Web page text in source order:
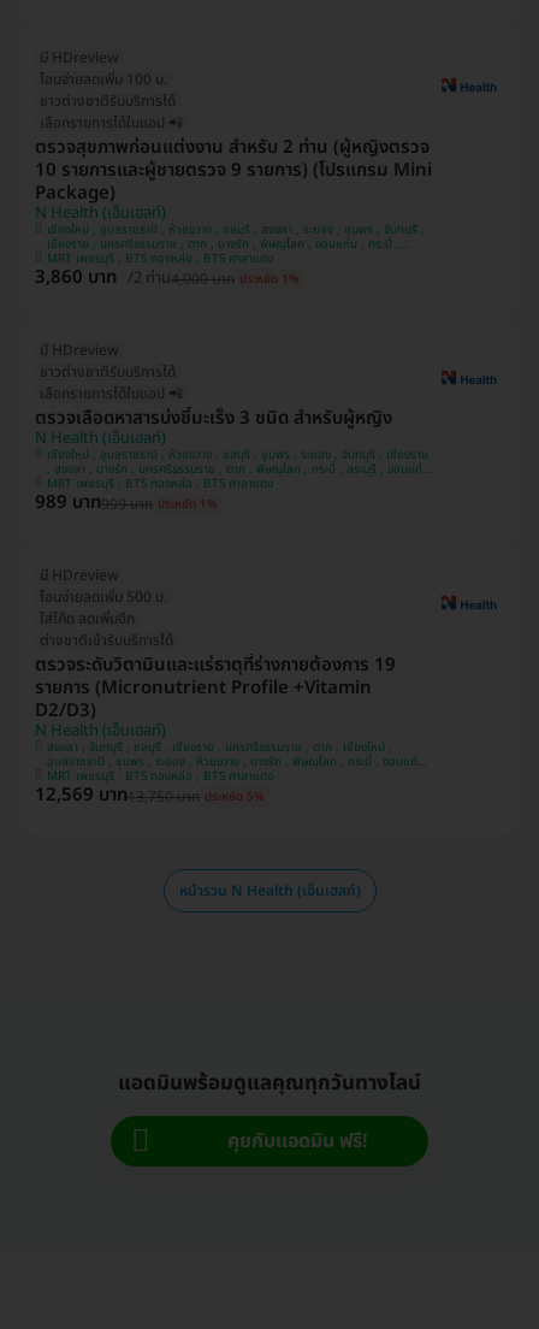
มี HDreview
โอนจ่ายลดเพิ่ม 100 บ.
ชาวต่างชาติรับบริการได้
เลือกรายการได้ในแอป 📲
ตรวจสุขภาพก่อนแต่งงาน สำหรับ 2 ท่าน (ผู้หญิงตรวจ
10 รายการและผู้ชายตรวจ 9 รายการ) (โปรแกรม Mini
Package)
N Health (เอ็นเฮลท์)
เชียงใหม่ , อุบลราชธานี , ห้วยขวาง , ชลบุรี , สงขลา , ระยอง , ชุมพร , จันทบุรี ,
เชียงราย , นครศรีธรรมราช , ตาก , บางรัก , พิษณุโลก , ขอนแก่น , กระบี่ ,
สระบุรี , ปราจีนบุรี , กาญจนบุรี , ประจวบคีรีขันธ์ , พระนครศรีอยุธยา , นครสวรรค์
, สุราษฎ์ธานี , สมุทรปราการ , สุราษฎร์ธานี , ภูเก็ต , สุพรรณบุรี , อุดรธานี ,
MRT เพชรบุรี , BTS ทองหล่อ , BTS ศาลาแดง
3,860 บาท /2 ท่าน4,000 บาท ประหยัด 1%
มี HDreview
ชาวต่างชาติรับบริการได้
เลือกรายการได้ในแอป 📲
ตรวจเลือดหาสารบ่งชี้มะเร็ง 3 ชนิด สำหรับผู้หญิง
N Health (เอ็นเฮลท์)
เชียงใหม่ , อุบลราชธานี , ห้วยขวาง , ชลบุรี , ชุมพร , ระยอง , จันทบุรี , เชียงราย
, สงขลา , บางรัก , นครศรีธรรมราช , ตาก , พิษณุโลก , กระบี่ , สระบุรี , ขอนแก่น
, กาญจนบุรี , ปราจีนบุรี , ประจวบคีรีขันธ์ , พระนครศรีอยุธยา , นครสวรรค์ , สุ
ราษฎ์ธานี , สมุทรปราการ , สุราษฎร์ธานี , สมุทรสาคร , สุพรรณบุรี , แพร่ ,
MRT เพชรบุรี , BTS ทองหล่อ , BTS ศาลาแดง
989 บาท999 บาท ประหยัด 1%
มี HDreview
โอนจ่ายลดเพิ่ม 500 บ.
ใส่โค้ด ลดเพิ่มอีก
ต่างชาติเข้ารับบริการได้
ตรวจระดับวิตามินและแร่ธาตุที่ร่างกายต้องการ 19
รายการ (Micronutrient Profile +Vitamin
D2/D3)
N Health (เอ็นเฮลท์)
สงขลา , จันทบุรี , ชลบุรี , เชียงราย , นครศรีธรรมราช , ตาก , เชียงใหม่ ,
อุบลราชธานี , ชุมพร , ระยอง , ห้วยขวาง , บางรัก , พิษณุโลก , กระบี่ , ขอนแก่น ,
สระบุรี , ปราจีนบุรี , กาญจนบุรี , ประจวบคีรีขันธ์ , พระนครศรีอยุธยา , นครสวรรค์
, สุราษฎ์ธานี , สมุทรปราการ , สุราษฎร์ธานี , อุดรธานี , นครราชสีมา , บางแค ,
MRT เพชรบุรี , BTS ทองหล่อ , BTS ศาลาแดง
12,569 บาท13,750 บาท ประหยัด 5%
หน้ารวม N Health (เอ็นเฮลท์)
แอดมินพร้อมดูแลคุณทุกวันทางไลน์
คุยกับแอดมิน ฟรี!